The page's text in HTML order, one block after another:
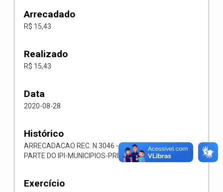
Arrecadado
R$ 15,43
Realizado
R$ 15,43
Data
2020-08-28
Histórico
ARRECADACAO REC. N.3046 -- 1728.01.3.1.00-COTA-
PARTE DO IPI-MUNICIPIOS-PRINCIPAL
Exercício